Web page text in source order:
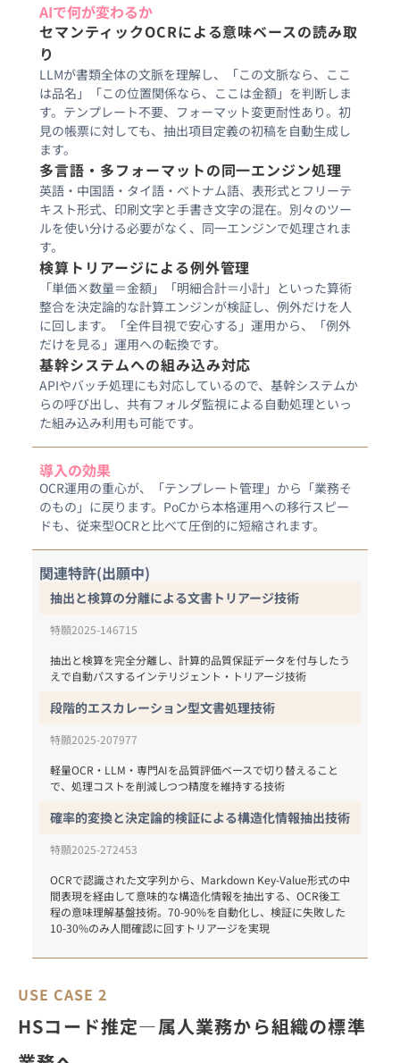
AIで何が変わるか
セマンティックOCRによる意味ベースの読み取
り
LLMが書類全体の文脈を理解し、「この文脈なら、ここ
は品名」「この位置関係なら、ここは金額」を判断しま
す。テンプレート不要、フォーマット変更耐性あり。初
見の帳票に対しても、抽出項目定義の初稿を自動生成し
ます。
多言語・多フォーマットの同一エンジン処理
英語・中国語・タイ語・ベトナム語、表形式とフリーテ
キスト形式、印刷文字と手書き文字の混在。別々のツー
ルを使い分ける必要がなく、同一エンジンで処理されま
す。
検算トリアージによる例外管理
「単価×数量＝金額」「明細合計＝小計」といった算術
整合を決定論的な計算エンジンが検証し、例外だけを人
に回します。「全件目視で安心する」運用から、「例外
だけを見る」運用への転換です。
基幹システムへの組み込み対応
APIやバッチ処理にも対応しているので、基幹システムか
らの呼び出し、共有フォルダ監視による自動処理といっ
た組み込み利用も可能です。
導入の効果
OCR運用の重心が、「テンプレート管理」から「業務そ
のもの」に戻ります。PoCから本格運用への移行スピー
ドも、従来型OCRと比べて圧倒的に短縮されます。
関連特許(出願中)
抽出と検算の分離による文書トリアージ技術
特願2025-146715
抽出と検算を完全分離し、計算的品質保証データを付与したう
えで自動パスするインテリジェント・トリアージ技術
段階的エスカレーション型文書処理技術
特願2025-207977
軽量OCR・LLM・専門AIを品質評価ベースで切り替えること
確率的変換と決定論的検証による構造化情報抽出技術
特願2025-272453
OCRで認識された文字列から、Markdown Key-Value形式の中
間表現を経由して意味的な構造化情報を抽出する、OCR後工
程の意味理解基盤技術。70-90%を自動化し、検証に失敗した
USE CASE 2
HSコード推定―属人業務から組織の標準